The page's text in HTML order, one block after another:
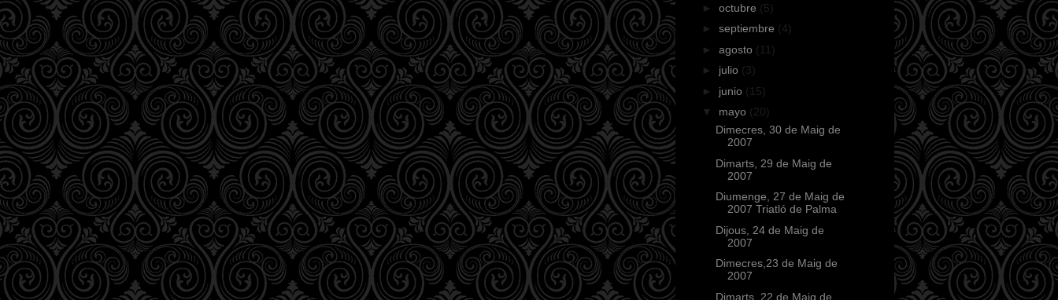
► octubre (5)
► septiembre (4)
► agosto (11)
► julio (3)
► junio (15)
▼ mayo (20)
Dimecres, 30 de Maig de
2007
Dimarts, 29 de Maig de
2007
Diumenge, 27 de Maig de
2007 Triatló de Palma
Dijous, 24 de Maig de
2007
Dimecres,23 de Maig de
2007
Dimarts, 22 de Maig de